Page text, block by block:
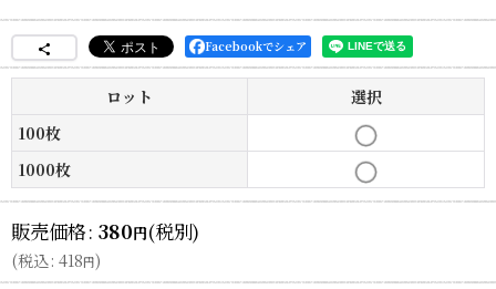
Facebookでシェア
ロット
選択
100枚
1000枚
販売価格: 380円(税別)
(税込: 418円)